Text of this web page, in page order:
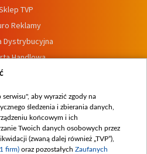
TVP
Reklamy
Dystrybucyjna
Handlowa
wewnętrznych
aby wyrazić zgody na
śledzenia i zbierania danych,
końcowym i ich
Twoich danych osobowych przez
(zwaną dalej również „TVP”),
firm) oraz pozostałych Zaufanych